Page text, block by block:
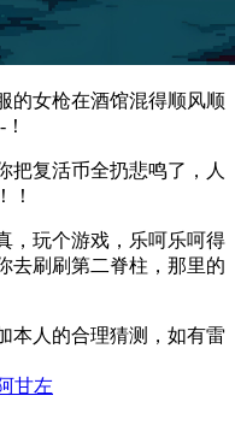
的女枪在酒馆混得顺风顺
把复活币全扔悲鸣了，人
！
，玩个游戏，乐呵乐呵得
去刷刷第二脊柱，那里的
本人的合理猜测，如有雷
甘左